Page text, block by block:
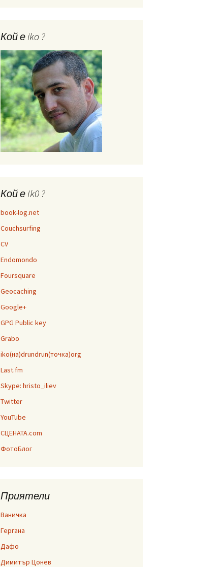
Кой е iko ?
Кой е Ik0 ?
book-log.net
Couchsurfing
CV
Endomondo
Foursquare
Geocaching
Google+
GPG Public key
Grabo
iko(на)drundrun(точка)org
Last.fm
Skype: hristo_iliev
Twitter
YouTube
СЦЕНАТА.com
ФотоБлог
Приятели
Ваничка
Гергана
Дафо
Димитър Цонев